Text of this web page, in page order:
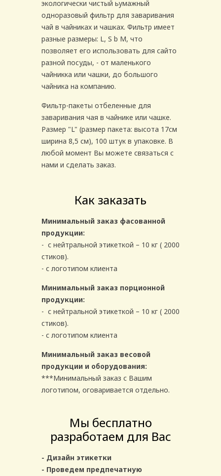
экологически чистый ьумажный
одноразовый фильтр для заваривания
чай в чайниках и чашках. Фильтр имеет
разные размеры: L, S b M, что
позволяет его использовать для сайто
разной посуды, - от маленького
чайникка или чашки, до большого
чайника на компанию.
Фильтр-пакеты отбеленные для
заваривания чая в чайнике или чашке.
Размер "L" (размер пакета: высота 17см
ширина 8,5 см), 100 штук в упаковке. В
любой момент Вы можете связаться с
нами и сделать заказ.
Как заказать
Минимальный заказ фасованной
продукции:
- с нейтральной этикеткой – 10 кг ( 2000
стиков).
- с логотипом клиента
Минимальный заказ порционной
продукции:
- с нейтральной этикеткой – 10 кг ( 2000
стиков).
- с логотипом клиента
Минимальный заказ весовой
продукции и оборудования:
***Минимальный заказ с Вашим
логотипом, оговаривается отдельно.
Мы бесплатно
разработаем для Вас
- Дизайн этикетки
- Проведем предпечатную